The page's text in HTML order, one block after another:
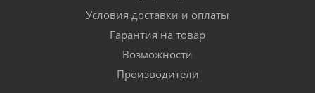
Условия доставки и оплаты
Гарантия на товар
Возможности
Производители